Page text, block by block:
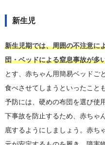
新生児
新生児期では、周囲の不注意に
団・ベッドによる窒息事故が多
とす、赤ちゃん用簡易ベッドご
食べさせてしまうといったこと
予防には、硬めの布団を選び使
下事故を防止するため、赤ちゃ
底するようにしましょう。赤ち